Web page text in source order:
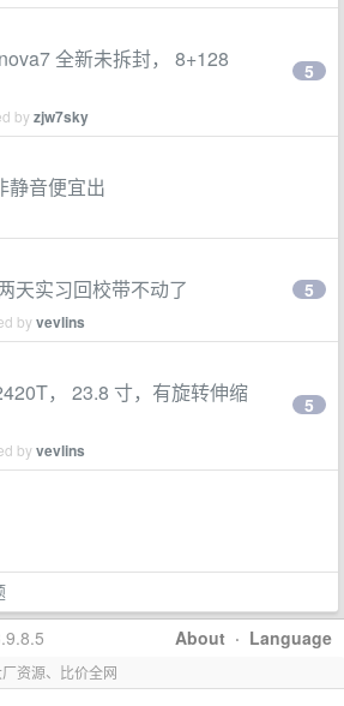
全新未拆封， 8+128
byzjw7sky
5
静音便宜出
天实习回校带不动了
byvevlins
5
， 23.8 寸，有旋转伸缩
byvevlins
5
About · Language
资源、比价全网